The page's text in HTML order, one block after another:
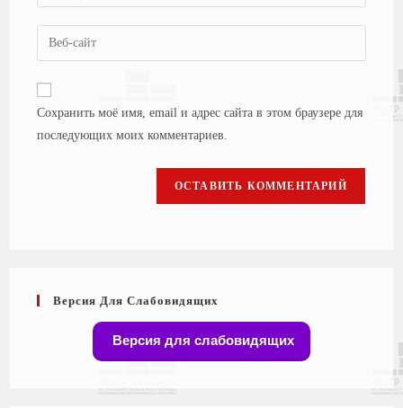
Сохранить моё имя, email и адрес сайта в этом браузере для
последующих моих комментариев.
Версия Для Слабовидящих
Версия для слабовидящих